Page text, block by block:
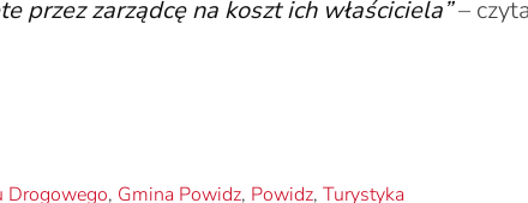
przez zarządcę na koszt ich właściciela”–
Drogowego, Gmina Powidz, Powidz, Turystyka